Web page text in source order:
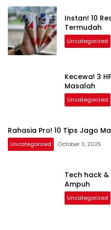
Instan! 10
Termudah
Uncategorized
Kecewa! 3
Masalah
Uncategorized
Rahasia Pro! 10 Tips Jago
Uncategorized October 3, 2025
Tech hack
Ampuh
Uncategorized